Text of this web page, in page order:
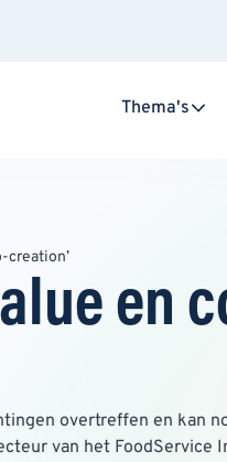
Thema's
creation’
en
overtreffen en kan
van het FoodService